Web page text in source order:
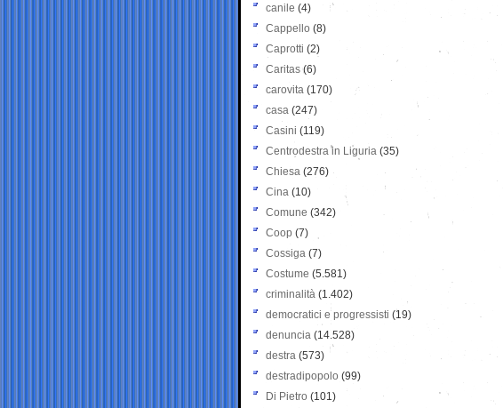
canile (4)
Cappello (8)
Caprotti (2)
Caritas (6)
carovita (170)
casa (247)
Casini (119)
Centrodestra in Liguria (35)
Chiesa (276)
Cina (10)
Comune (342)
Coop (7)
Cossiga (7)
Costume (5.581)
criminalità (1.402)
democratici e progressisti (19)
denuncia (14.528)
destra (573)
destradipopolo (99)
Di Pietro (101)